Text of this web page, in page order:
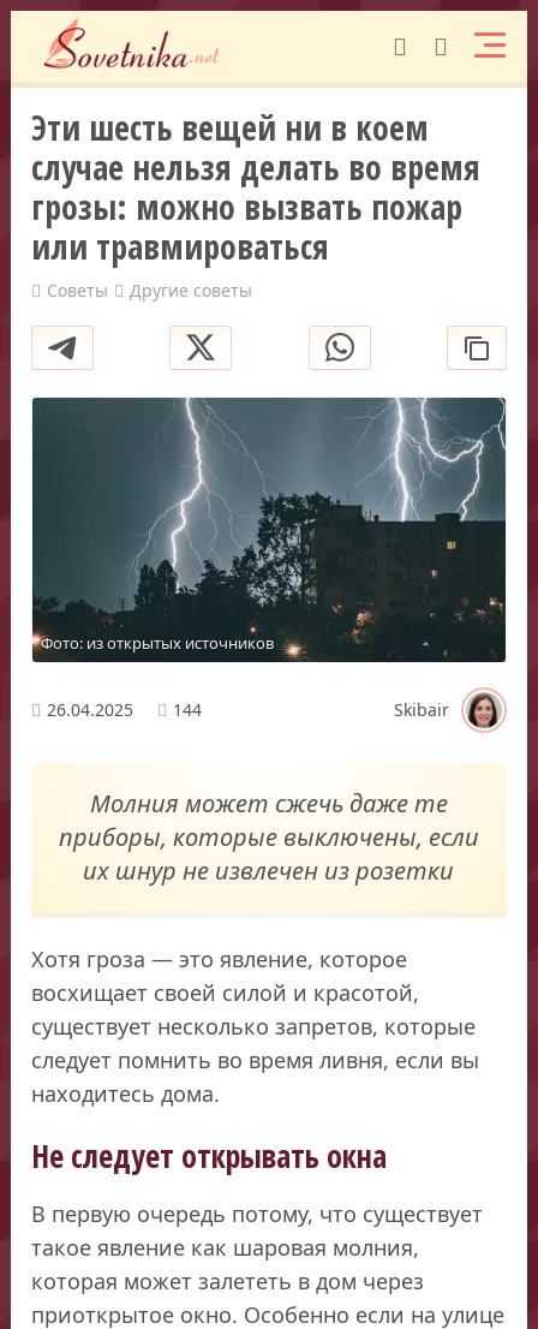
Эти шесть вещей ни в коем
случае нельзя делать во время
грозы: можно вызвать пожар
или травмироваться
Советы Другие советы
Фото: из открытых источников
26.04.2025 144 Skibair
Молния может сжечь даже те
приборы, которые выключены, если
их шнур не извлечен из розетки
Хотя гроза — это явление, которое
восхищает своей силой и красотой,
существует несколько запретов, которые
следует помнить во время ливня, если вы
находитесь дома.
Не следует открывать окна
В первую очередь потому, что существует
такое явление как шаровая молния,
которая может залететь в дом через
приоткрытое окно. Особенно если на улице